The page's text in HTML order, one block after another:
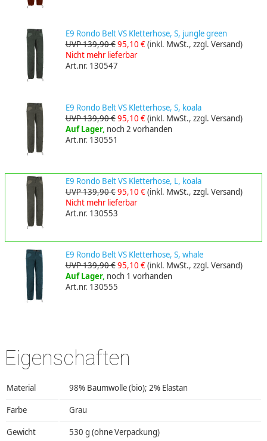
E9 Rondo Belt VS Kletterhose, S, jungle green
UVP 139,90 €95,10 €(inkl. MwSt., zzgl. Versand)
Nicht mehr lieferbar
Art.nr. 130547
E9 Rondo Belt VS Kletterhose, S, koala
UVP 139,90 €95,10 €(inkl. MwSt., zzgl. Versand)
Auf Lager, noch 2 vorhanden
Art.nr. 130551
E9 Rondo Belt VS Kletterhose, L, koala
UVP 139,90 €95,10 €(inkl. MwSt., zzgl. Versand)
Nicht mehr lieferbar
Art.nr. 130553
E9 Rondo Belt VS Kletterhose, S, whale
UVP 139,90 €95,10 €(inkl. MwSt., zzgl. Versand)
Auf Lager, noch 1 vorhanden
Art.nr. 130555
Eigenschaften
Material 98% Baumwolle (bio); 2% Elastan
Farbe Grau
Gewicht 530 g (ohne Verpackung)